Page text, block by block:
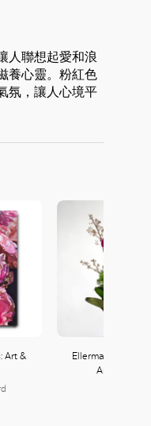
人聯想起愛和浪
養心靈。粉紅色
氛，讓人心境平
Art &
Ellermann Viva